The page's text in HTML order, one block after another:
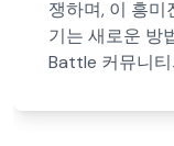
쟁하며, 이 흥
기는 새로운 방
Battle 커뮤니